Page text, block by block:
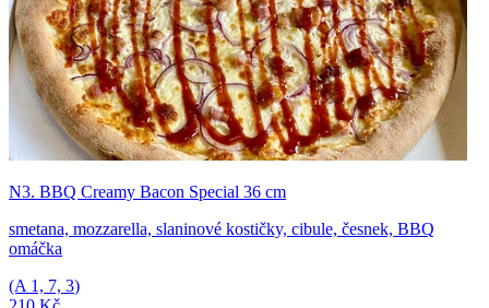
N3. BBQ Creamy Bacon Special 36 cm
smetana, mozzarella, slaninové kostičky, cibule, česnek, BBQ
omáčka
(A 1, 7, 3)